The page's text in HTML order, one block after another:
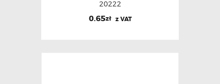
20222
0.65zł z VAT